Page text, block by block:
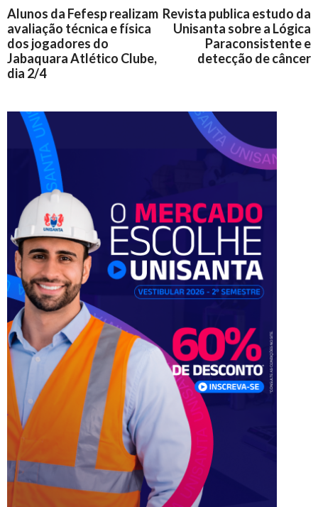
Alunos da Fefesp realizam
avaliação técnica e física
dos jogadores do
Jabaquara Atlético Clube,
dia 2/4
Revista publica estudo da
Unisanta sobre a Lógica
Paraconsistente e
detecção de câncer